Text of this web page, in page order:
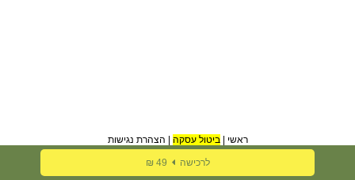
ראשי |ביטול עסקה הצהרת נגישות
לרכישה 49 ₪